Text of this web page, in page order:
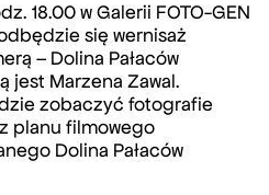
18.00 w Galerii FOTO-GEN
się wernisaż
– Dolina Pałaców
jest Marzena Zawal.
zobaczyć fotografie
planu filmowego
Dolina Pałaców